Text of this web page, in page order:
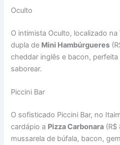
Oculto
O intimista Oculto, localizado na
dupla de Mini Hambúrgueres
cheddar inglês e bacon,
saborear.
Piccini Bar
O sofisticado Piccini Bar, no
cardápio a Pizza Carbonara (R$
mussarela de búfala, bacon,